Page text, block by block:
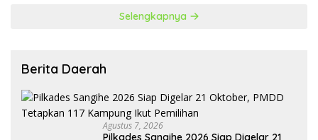
Selengkapnya
Berita Daerah
Agustus 7, 2026
Pilkades Sangihe 2026 Siap Digelar 21